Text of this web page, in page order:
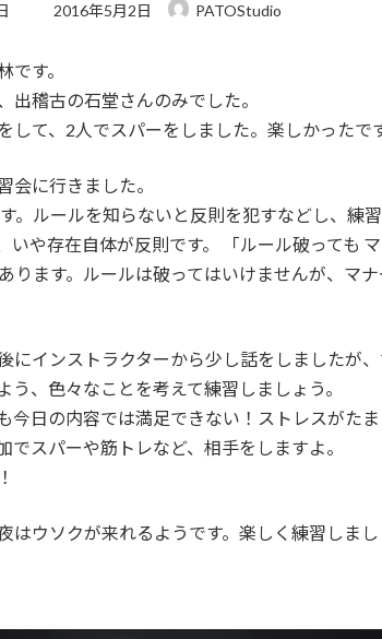
最
新
日
:
2016年5月2日 PATOStudio
です。
出稽古の石堂さんのみでした。
して、2人でスパーをしました。楽しかったです
会に行きました。
。ルールを知らないと反則を犯すなどし、練
いや存在自体が反則です。 「ルール破っても
ります。ルールは破ってはいけませんが、マ
にインストラクターから少し話をしましたが
う、色々なことを考えて練習しましょう。
今日の内容では満足できない！ストレスがた
でスパーや筋トレなど、相手をしますよ。
はウソクが来れるようです。楽しく練習しまし